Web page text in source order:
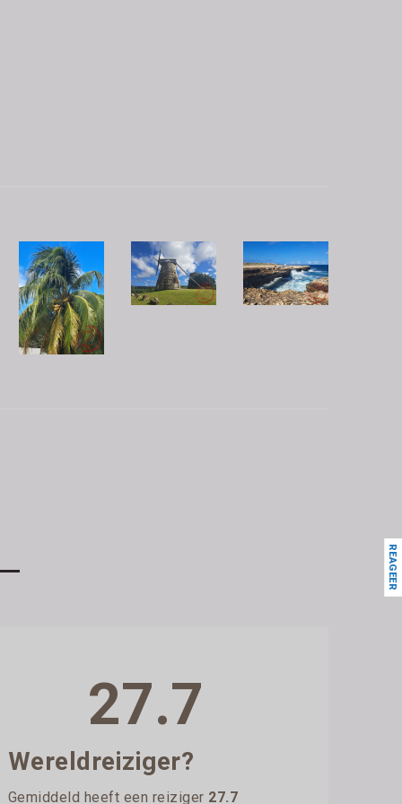
27.7
Wereldreiziger?
Gemiddeld heeft een reiziger 27.7
REAGEER